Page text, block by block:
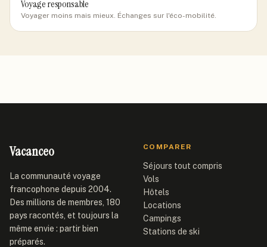
Voyage responsable
Voyager moins mais mieux. Échanges sur l'éco-mobilité.
Vacanceo
La communauté voyage
francophone depuis 2004.
Des millions de membres, 180
pays racontés, et toujours la
même envie : partir bien
préparés.
COMPARER
Séjours tout compris
Vols
Hôtels
Locations
Campings
Stations de ski